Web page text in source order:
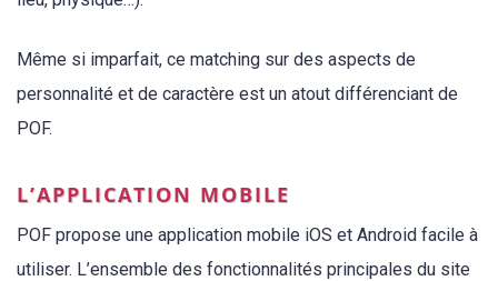
Même si imparfait, ce matching sur des aspects de
personnalité et de caractère est un atout différenciant de
POF.
L’APPLICATION MOBILE
POF propose une application mobile iOS et Android facile à
utiliser. L’ensemble des fonctionnalités principales du site